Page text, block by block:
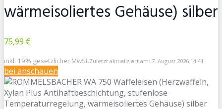
wärmeisoliertes Gehäuse) silber
75,99 €
inkl. 19% gesetzlicher MwSt.Zuletzt aktualisiert am: 7. August 2026 14:41
bei anschauen